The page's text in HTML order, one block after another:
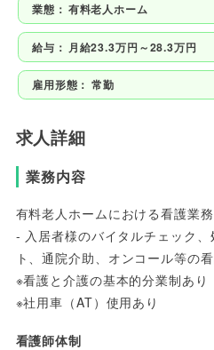
業態： 有料老人ホーム
給与： 月給23.3万円～28.3万円
雇用形態： 常勤
求人詳細
業務内容
有料老人ホームにおける看護業
- 入居者様のバイタルチェック
ト、通院介助、オンコール等の
※看護と介護の基本的分業制あり
※社用車（AT）使用あり
看護師体制